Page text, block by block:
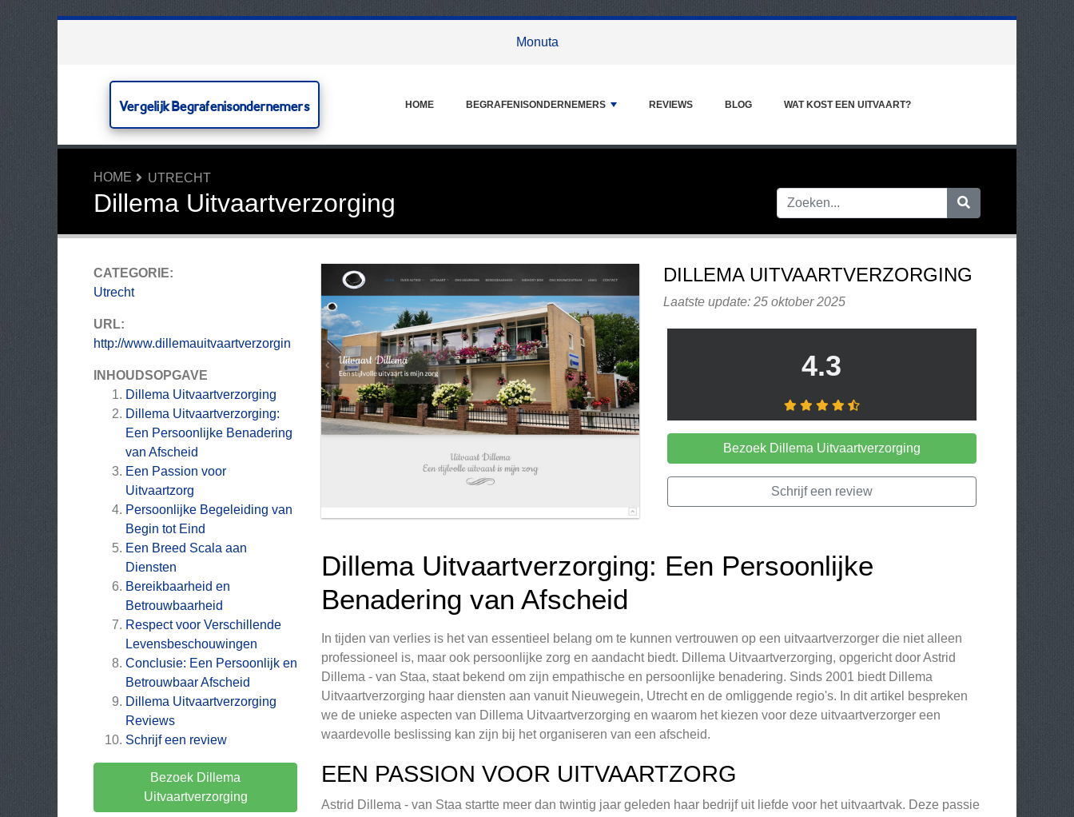
Monuta
Vergelijk Begrafenisondernemers HOME BEGRAFENISONDERNEMERS REVIEWS BLOG WAT KOST EEN UITVAART?
HOME UTRECHT
Dillema Uitvaartverzorging
CATEGORIE:
Utrecht
URL:
http://www.dillemauitvaartverzorgin
INHOUDSOPGAVE
Dillema Uitvaartverzorging
Dillema Uitvaartverzorging:
Een Persoonlijke Benadering
van Afscheid
Een Passion voor
Uitvaartzorg
Persoonlijke Begeleiding van
Begin tot Eind
Een Breed Scala aan
Diensten
Bereikbaarheid en
Betrouwbaarheid
Respect voor Verschillende
Levensbeschouwingen
Conclusie: Een Persoonlijk en
Betrouwbaar Afscheid
Dillema Uitvaartverzorging
Reviews
Schrijf een review
Bezoek Dillema
Uitvaartverzorging
DILLEMA UITVAARTVERZORGING
Laatste update: 25 oktober 2025
4.3
Bezoek Dillema Uitvaartverzorging
Schrijf een review
Dillema Uitvaartverzorging: Een Persoonlijke
Benadering van Afscheid
In tijden van verlies is het van essentieel belang om te kunnen vertrouwen op een uitvaartverzorger die niet alleen
professioneel is, maar ook persoonlijke zorg en aandacht biedt. Dillema Uitvaartverzorging, opgericht door Astrid
Dillema - van Staa, staat bekend om zijn empathische en persoonlijke benadering. Sinds 2001 biedt Dillema
Uitvaartverzorging haar diensten aan vanuit Nieuwegein, Utrecht en de omliggende regio's. In dit artikel bespreken
we de unieke aspecten van Dillema Uitvaartverzorging en waarom het kiezen voor deze uitvaartverzorger een
waardevolle beslissing kan zijn bij het organiseren van een afscheid.
EEN PASSION VOOR UITVAARTZORG
Astrid Dillema - van Staa startte meer dan twintig jaar geleden haar bedrijf uit liefde voor het uitvaartvak. Deze passie